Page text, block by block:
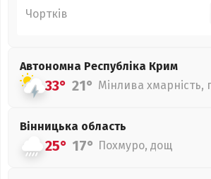
Чортків
Автономна Республіка Крим
33° 21° Мінлива хмарність,
Вінницька область
25° 17° Похмуро, дощ